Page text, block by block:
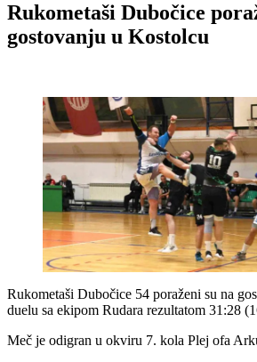
Rukometaši Dubočice
gostovanju u Kostolcu
Rukometaši Dubočice 54 poraženi su na
duelu sa ekipom Rudara rezultatom 31:28
Meč je odigran u okviru 7. kola Plej ofa